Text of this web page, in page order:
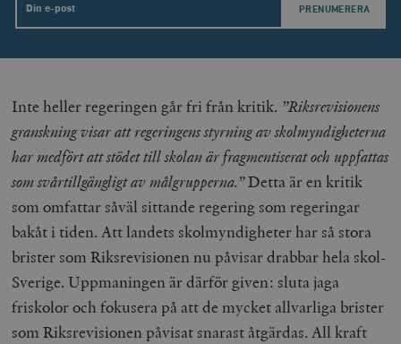
Email
Inte heller regeringen går fri från kritik. ”Riksrevisionens
granskning visar att regeringens styrning av skolmyndigheterna
har medfört att stödet till skolan är fragmentiserat och uppfattas
som svårtillgängligt av målgrupperna.”Detta är en kritik
som omfattar såväl sittande regering som regeringar
bakåt i tiden. Att landets skolmyndigheter har så stora
brister som Riksrevisionen nu påvisar drabbar hela skol-
Sverige. Uppmaningen är därför given: sluta jaga
friskolor och fokusera på att de mycket allvarliga brister
som Riksrevisionen påvisat snarast åtgärdas. All kraft
timbro.se
__cf_bm
Inc.
.myfonts.net
_hjAbsoluteSessionInProgress
Hotjar Ltd
.timbro.se